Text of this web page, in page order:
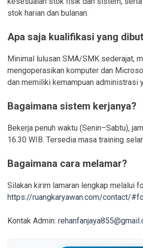
stok harian dan bulanan.
Apa saja kualifikasi yang
Minimal lulusan SMA/SMK sederajat,
mengoperasikan komputer dan
dan memiliki kemampuan administrasi
Bagaimana sistem kerjanya?
Bekerja penuh waktu (Senin–Sabtu),
16.30 WIB. Tersedia masa training
Bagaimana cara melamar?
Silakan kirim lamaran lengkap melalui
https://ruangkaryawan.com/contact/
Kontak Admin: